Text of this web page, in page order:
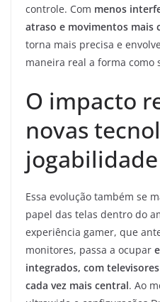
controle. Com menos
atraso e movimentos mais
torna mais precisa e
maneira real a forma como
O impacto
novas
jogabilidade
Essa evolução também se
papel das telas dentro do
experiência gamer, que
monitores, passa a ocupar
integrados, com
cada vez mais central. Ao